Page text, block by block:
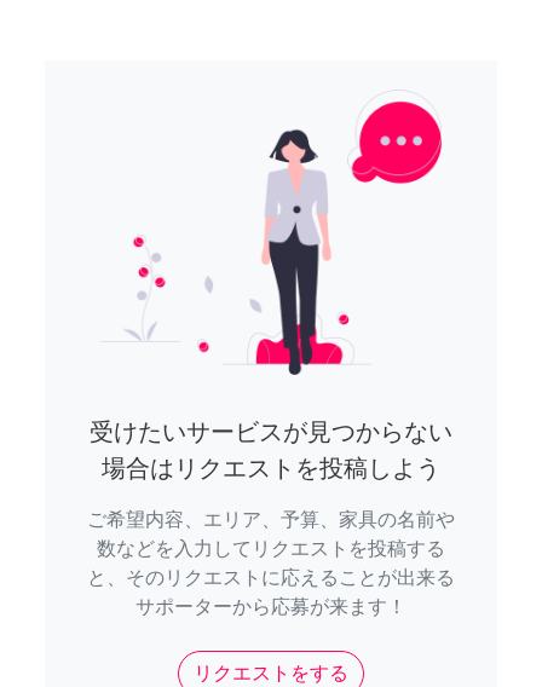
受けたいサービスが見つからない
場合はリクエストを投稿しよう
ご希望内容、エリア、予算、家具の名前や
数などを入力してリクエストを投稿する
と、そのリクエストに応えることが出来る
サポーターから応募が来ます！
リクエストをする